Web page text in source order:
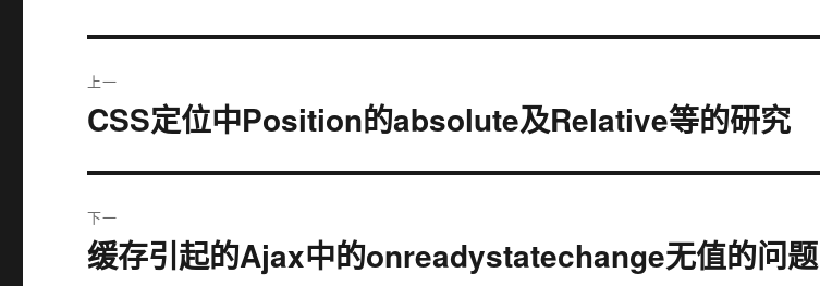
章
上一
上
文
章：
CSS定位中Position的absolute及Relative等的研究
下一
下
缓存引起的Ajax中的onreadystatechange无值的问题